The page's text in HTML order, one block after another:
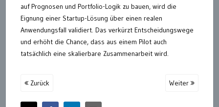
auf Prognosen und Portfolio-Logik zu bauen, wird die
Eignung einer Startup-Lösung über einen realen
Anwendungsfall validiert. Das verkürzt Entscheidungswege
und erhöht die Chance, dass aus einem Pilot auch
tatsächlich eine skalierbare Zusammenarbeit wird.
Zurück Weiter